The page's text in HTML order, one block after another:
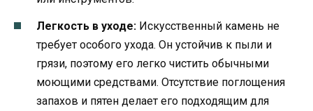
Легкость в уходе: Искусственный камень не
требует особого ухода. Он устойчив к пыли и
грязи, поэтому его легко чистить обычными
моющими средствами. Отсутствие поглощения
запахов и пятен делает его подходящим для